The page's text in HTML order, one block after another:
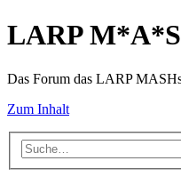
LARP
Das Forum das LARP
Zum Inhalt